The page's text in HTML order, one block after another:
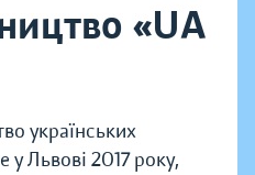
«UA
українських
у Львові 2017 року,